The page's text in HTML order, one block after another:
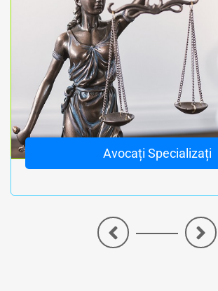
Avocați Specializați
<